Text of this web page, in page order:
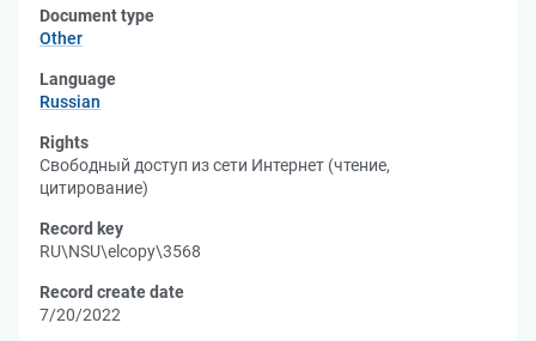
Document type
Other
Language
Russian
Rights
Свободный доступ из сети Интернет (чтение,
цитирование)
Record key
RU\NSU\elcopy\3568
Record create date
7/20/2022